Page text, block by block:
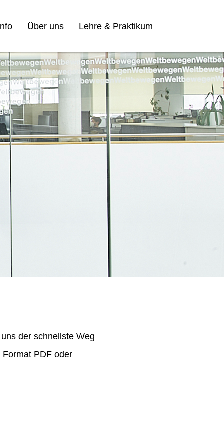
Über uns Lehre & Praktikum
der schnellste Weg
PDF oder